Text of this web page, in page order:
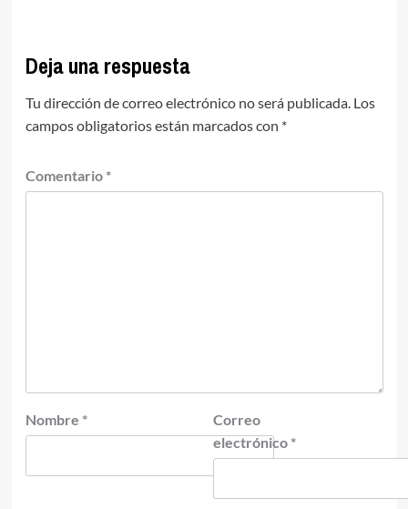
Deja una respuesta
Tu dirección de correo electrónico no será publicada. Los
campos obligatorios están marcados con *
Comentario *
Nombre *
Correo
electrónico *